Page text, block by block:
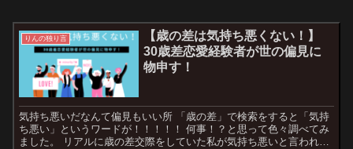
りんの独り言
【歳の差は気持ち悪くない！】
30歳差恋愛経験者が世の偏見に
物申す！
気持ち悪いだなんて偏見もいい所 「歳の差」で検索をすると「気持
ち悪い」というワードが！！！！！ 何事！？と思って色々調べてみ
ました。 リアルに歳の差交際をしていた私が気持ち悪いと言われる